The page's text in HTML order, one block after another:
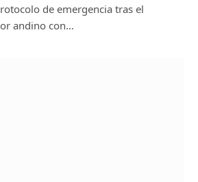
de emergencia tras el
andino con…